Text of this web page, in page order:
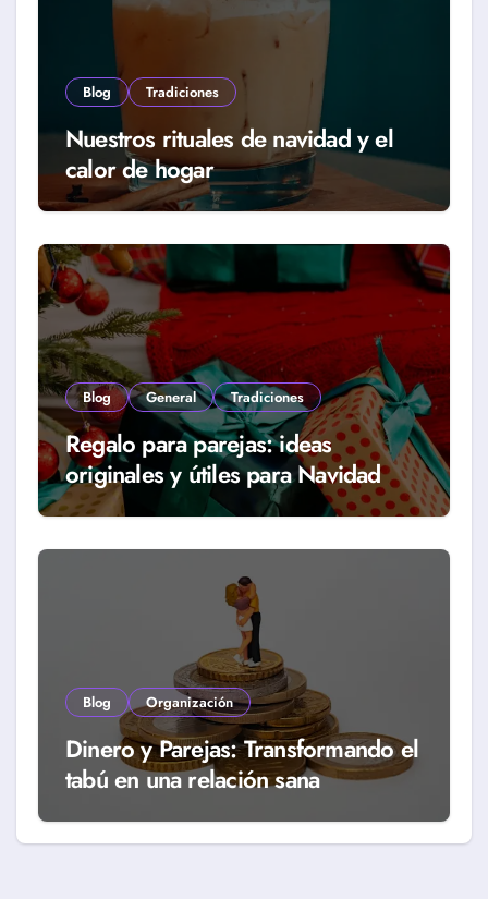
Blog Tradiciones
Nuestros rituales de navidad y el
calor de hogar
Blog General Tradiciones
Regalo para parejas: ideas
originales y útiles para Navidad
Blog Organización
Dinero y Parejas: Transformando el
tabú en una relación sana